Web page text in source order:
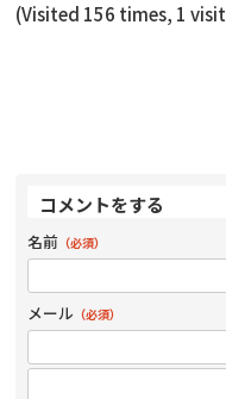
(Visited 156 times, 1
コメントをする
名前 （必須）
メール （必須）